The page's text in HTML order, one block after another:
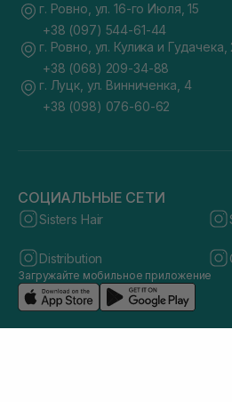
г. Ровно, ул. 16-го Июля, 15
+38 (097) 544-61-44
г. Ровно, ул. Кулика и
+38 (068) 209-34-88
г. Луцк, ул. Винниченка, 4
+38 (098) 076-60-62
СОЦИАЛЬНЫЕ СЕТИ
Sisters Hair
Distribution
Загружайте мобильное приложение